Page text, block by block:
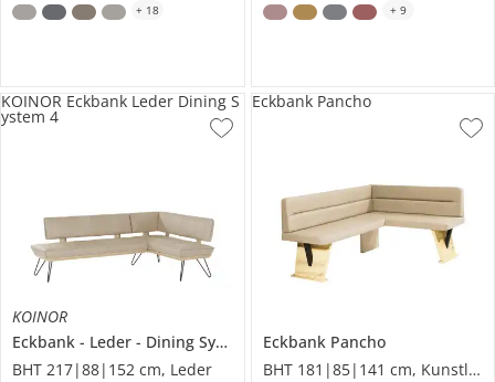
+ 18 + 9
KOINOR
Eckbank
Leder
Dining System 4
BHT 217|88|152 cm, Leder
KOINOR Eckbank Leder Dining S
ystem 4
Eckbank Pancho
BHT 181|85|141 cm, Kunstleder
Eckbank Pancho